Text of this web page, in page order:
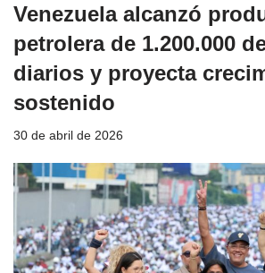
Venezuela alcanzó
petrolera de 1.200.000
diarios y proyecta
sostenido
30 de abril de 2026